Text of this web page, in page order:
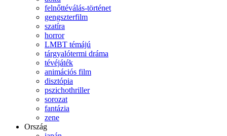
felnőttéválás-történet
gengszterfilm
szatíra
horror
LMBT témájú
tárgyalótermi dráma
tévéjáték
animációs film
disztópia
pszichothriller
sorozat
fantázia
zene
Ország